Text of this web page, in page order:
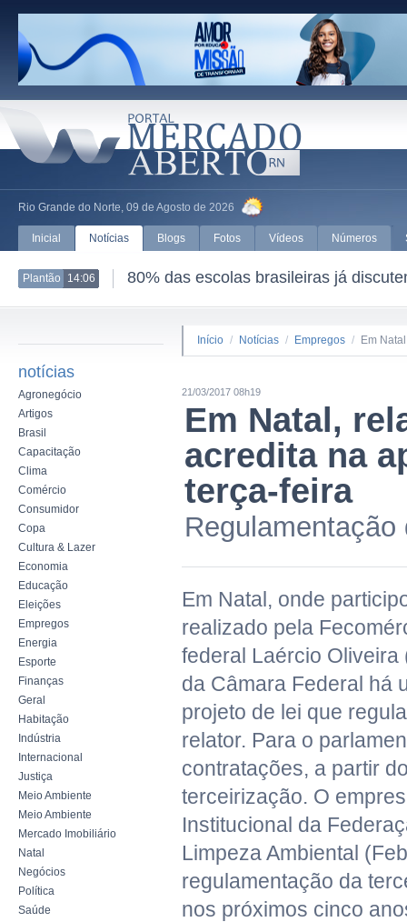
Rio Grande do Norte, 09 de Agosto de 2026
Inicial Notícias Blogs Fotos Vídeos Números
Plantão 14:06 80% das escolas brasileiras já
notícias
Agronegócio
Artigos
Brasil
Capacitação
Clima
Comércio
Consumidor
Copa
Cultura & Lazer
Economia
Educação
Eleições
Empregos
Energia
Esporte
Finanças
Geral
Habitação
Indústria
Internacional
Justiça
Meio Ambiente
Meio Ambiente
Mercado Imobiliário
Natal
Negócios
Política
Saúde
Início / Notícias / Empregos / Em
21/03/2017 08h19
Em Natal,
acredita na
terça-feira
Em Natal, onde
realizado pela
federal Laércio Oliveira
da Câmara Federal há
projeto de lei que
relator. Para o
contratações, a partir
terceirização. O
Institucional da
Limpeza Ambiental
regulamentação da
nos próximos cinco